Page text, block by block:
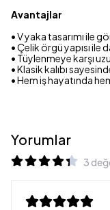
Avantajlar
• V yaka tasarımı ile
• Çelik örgü yapısı ile
• Tüylenmeye karşı
• Klasik kalıbı
• Hem iş hayatında
Yorumlar
3